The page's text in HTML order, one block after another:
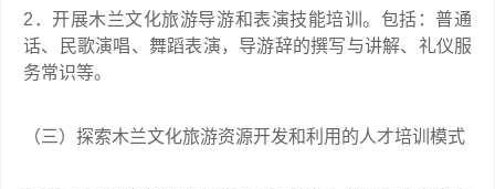
2．开展木兰文化旅游导游和表演技能培训。包括：普通
话、民歌演唱、舞蹈表演，导游辞的撰写与讲解、礼仪服
务常识等。
（三）探索木兰文化旅游资源开发和利用的人才培训模式